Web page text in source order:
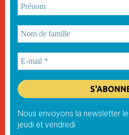
Nous envoyons la newsletter
jeudi et vendredi